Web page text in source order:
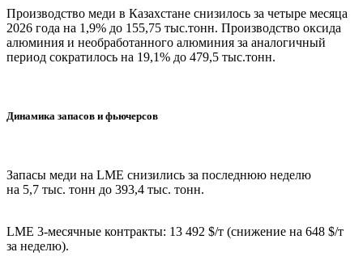
Производство меди в Казахстане снизилось за четыре месяца
2026 года на 1,9% до 155,75 тыс.тонн. Производство оксида
алюминия и необработанного алюминия за аналогичный
период сократилось на 19,1% до 479,5 тыс.тонн.
Динамика запасов и фьючерсов
Запасы меди на LME снизились за последнюю неделю
на 5,7 тыс. тонн до 393,4 тыс. тонн.
LME 3-месячные контракты: 13 492 $/т (снижение на 648 $/т
за неделю).